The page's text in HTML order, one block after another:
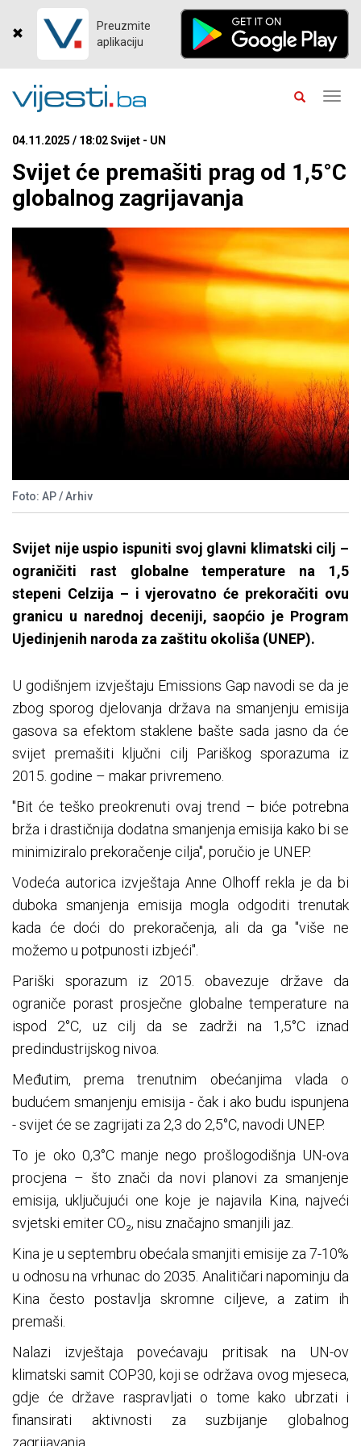
Preuzmite
aplikaciju
04.11.2025 / 18:02 Svijet - UN
Svijet će premašiti prag od 1,5°C
globalnog zagrijavanja
Foto: AP / Arhiv
Svijet nije uspio ispuniti svoj glavni klimatski cilj –
ograničiti rast globalne temperature na 1,5
stepeni Celzija – i vjerovatno će prekoračiti ovu
granicu u narednoj deceniji, saopćio je Program
Ujedinjenih naroda za zaštitu okoliša (UNEP).
U godišnjem izvještaju Emissions Gap navodi se da je
zbog sporog djelovanja država na smanjenju emisija
gasova sa efektom staklene bašte sada jasno da će
svijet premašiti ključni cilj Pariškog sporazuma iz
2015. godine – makar privremeno.
"Bit će teško preokrenuti ovaj trend – biće potrebna
brža i drastičnija dodatna smanjenja emisija kako bi se
minimiziralo prekoračenje cilja", poručio je UNEP.
Vodeća autorica izvještaja Anne Olhoff rekla je da bi
duboka smanjenja emisija mogla odgoditi trenutak
kada će doći do prekoračenja, ali da ga "više ne
možemo u potpunosti izbjeći".
Pariški sporazum iz 2015. obavezuje države da
ograniče porast prosječne globalne temperature na
ispod 2°C, uz cilj da se zadrži na 1,5°C iznad
predindustrijskog nivoa.
Međutim, prema trenutnim obećanjima vlada o
budućem smanjenju emisija - čak i ako budu ispunjena
- svijet će se zagrijati za 2,3 do 2,5°C, navodi UNEP.
To je oko 0,3°C manje nego prošlogodišnja UN-ova
procjena – što znači da novi planovi za smanjenje
emisija, uključujući one koje je najavila Kina, najveći
svjetski emiter CO₂, nisu značajno smanjili jaz.
Kina je u septembru obećala smanjiti emisije za 7-10%
u odnosu na vrhunac do 2035. Analitičari napominju da
Kina često postavlja skromne ciljeve, a zatim ih
premaši.
Nalazi izvještaja povećavaju pritisak na UN-ov
klimatski samit COP30, koji se održava ovog mjeseca,
gdje će države raspravljati o tome kako ubrzati i
finansirati aktivnosti za suzbijanje globalnog
zagrijavanja.